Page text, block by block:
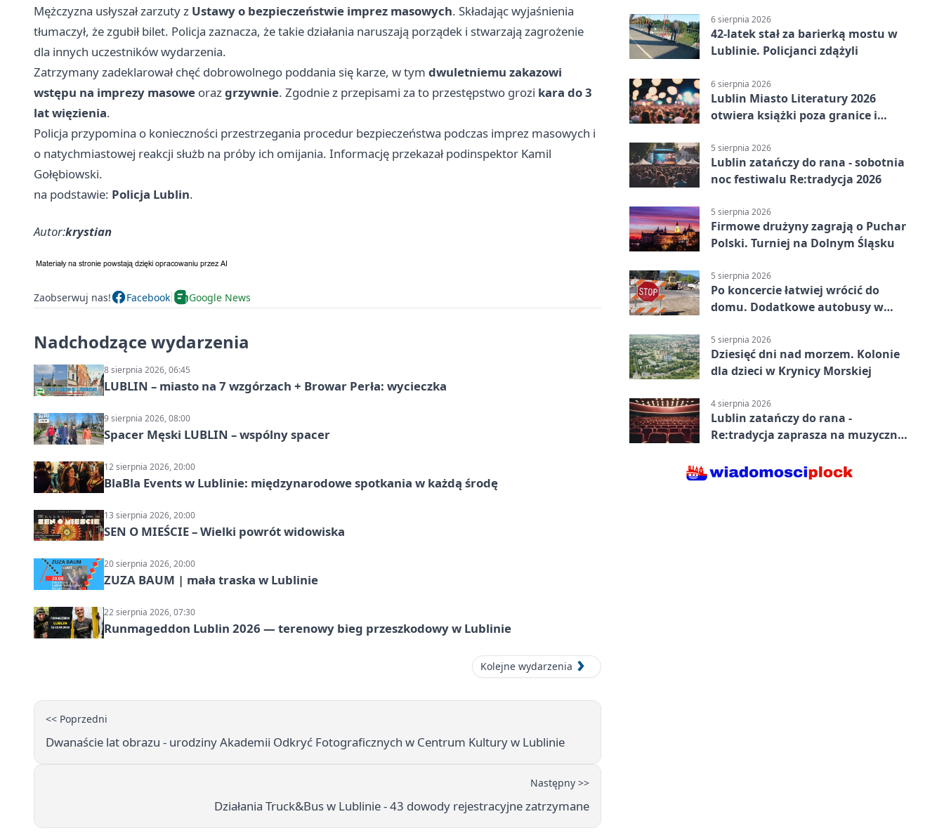
Mężczyzna usłyszał zarzuty z Ustawy o bezpieczeństwie imprez masowych. Składając wyjaśnienia
tłumaczył, że zgubił bilet. Policja zaznacza, że takie działania naruszają porządek i stwarzają zagrożenie
dla innych uczestników wydarzenia.
Zatrzymany zadeklarował chęć dobrowolnego poddania się karze, w tym dwuletniemu zakazowi
wstępu na imprezy masowe orazgrzywnie. Zgodnie z przepisami za to przestępstwo grozi kara do 3
lat więzienia.
Policja przypomina o konieczności przestrzegania procedur bezpieczeństwa podczas imprez masowych i
o natychmiastowej reakcji służb na próby ich omijania. Informację przekazał podinspektor Kamil
Gołębiowski.
na podstawie: Policja Lublin.
Autor:krystian
Zaobserwuj nas! Facebook Google News
Nadchodzące wydarzenia
8 sierpnia 2026, 06:45
LUBLIN – miasto na 7 wzgórzach + Browar Perła: wycieczka
9 sierpnia 2026, 08:00
Spacer Męski LUBLIN – wspólny spacer
12 sierpnia 2026, 20:00
BlaBla Events w Lublinie: międzynarodowe spotkania w każdą środę
13 sierpnia 2026, 20:00
SEN O MIEŚCIE – Wielki powrót widowiska
20 sierpnia 2026, 20:00
ZUZA BAUM | mała traska w Lublinie
22 sierpnia 2026, 07:30
Runmageddon Lublin 2026 — terenowy bieg przeszkodowy w Lublinie
Kolejne wydarzenia
<< Poprzedni
Dwanaście lat obrazu - urodziny Akademii Odkryć Fotograficznych w Centrum Kultury w Lublinie
Następny >>
Działania Truck&Bus w Lublinie - 43 dowody rejestracyjne zatrzymane
6 sierpnia 2026
42-latek stał za barierką mostu w
Lublinie. Policjanci zdążyli
6 sierpnia 2026
Lublin Miasto Literatury 2026
otwiera książki poza granice i
5 sierpnia 2026
Lublin zatańczy do rana - sobotnia
noc festiwalu Re:tradycja 2026
5 sierpnia 2026
Firmowe drużyny zagrają o Puchar
Polski. Turniej na Dolnym Śląsku
5 sierpnia 2026
Po koncercie łatwiej wrócić do
domu. Dodatkowe autobusy w
5 sierpnia 2026
Dziesięć dni nad morzem. Kolonie
dla dzieci w Krynicy Morskiej
4 sierpnia 2026
Lublin zatańczy do rana -
Re:tradycja zaprasza na muzyczną